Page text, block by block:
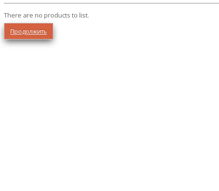
There are no products to list.
Продолжить